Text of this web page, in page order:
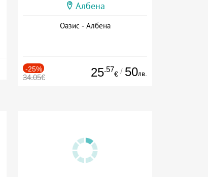
Албена
Оазис - Албена
-25%
34.05€ 25.57
€ / 50лв.